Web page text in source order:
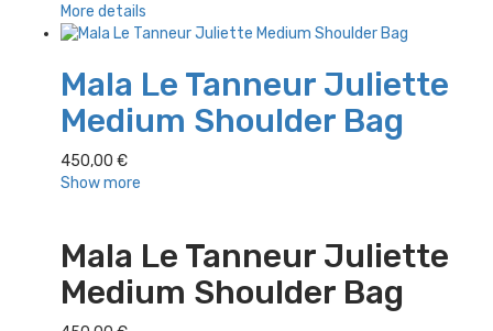
More details
Mala Le Tanneur Juliette
Medium Shoulder Bag
450,00 €
Show more
Mala Le Tanneur Juliette
Medium Shoulder Bag